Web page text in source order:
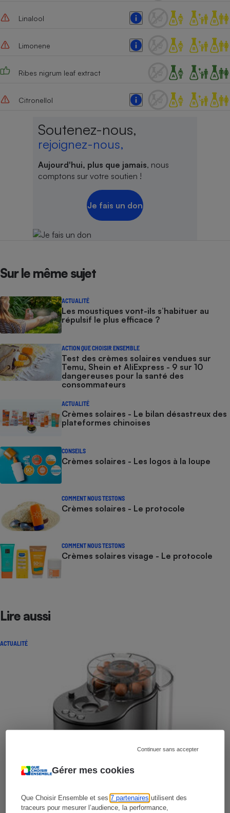
Gérer mes cookies
Que Choisir Ensemble et ses7 partenaires utilisent des
traceurs pour mesurer l’audience, la performance,
Continuer sans accepter
Linalool
Limonene
Ribes nigrum leaf extract
Citronellol
Soutenez-nous,
rejoignez-nous,
Aujourd'hui, plus que jamais, nous
comptons sur votre soutien !
Je fais un don
Sur le même sujet
ACTUALITÉ
Les moustiques vont-ils s’habituer au
répulsif le plus efficace ?
ACTION QUE CHOISIR ENSEMBLE
Test des crèmes solaires vendues sur
Temu, Shein et AliExpress - 9 sur 10
dangereuses pour la santé des
consommateurs
ACTUALITÉ
Crèmes solaires - Le bilan désastreux des
plateformes chinoises
CONSEILS
Crèmes solaires - Les logos à la loupe
COMMENT NOUS TESTONS
Crèmes solaires - Le protocole
COMMENT NOUS TESTONS
Crèmes solaires visage - Le protocole
Lire aussi
ACTUALITÉ